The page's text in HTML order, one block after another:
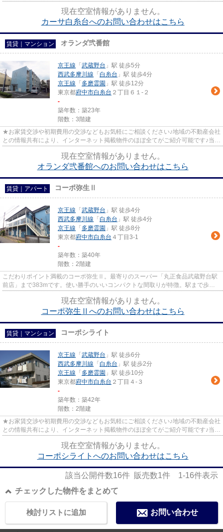
現在空室情報がありません。
カーサ白糸台へのお問い合わせはこちら
賃貸｜マンション オランダ弐番館
京王線 「 武蔵野台 」駅 徒歩5分
西武多摩川線 「 白糸台 」駅 徒歩4分
京王線 「 多磨霊園 」駅 徒歩12分
東京都府中市白糸台 ２丁目６１-２
-
築年数：築23年
階数：3階建
★お家賃交渉や初期費用の交渉などもお気軽にご相談ください♪地域の不動産会社
との情報共有により、インターネット掲載物件のほぼ全てがご紹介可能です♪当店
現在空室情報がありません。
オランダ弐番館へのお問い合わせはこちら
賃貸｜アパート コーポ弥生Ⅱ
京王線 「 武蔵野台 」駅 徒歩4分
西武多摩川線 「 白糸台 」駅 徒歩4分
京王線 「 多磨霊園 」駅 徒歩8分
東京都府中市白糸台 ４丁目3-1
-
築年数：築40年
階数：2階建
こだわりポイント満載のコーポ弥生Ⅱ。最寄りのスーパー「丸正食品武蔵野台駅
前店」まで383mです。使い勝手のいいコンパクトな間取りが特徴。駅まで歩い
現在空室情報がありません。
コーポ弥生Ⅱへのお問い合わせはこちら
賃貸｜マンション コーポシライト
京王線 「 武蔵野台 」駅 徒歩6分
西武多摩川線 「 白糸台 」駅 徒歩2分
京王線 「 多磨霊園 」駅 徒歩10分
東京都府中市白糸台 ２丁目４-３
-
築年数：築42年
階数：2階建
★お家賃交渉や初期費用の交渉などもお気軽にご相談ください♪地域の不動産会社
との情報共有により、インターネット掲載物件のほぼ全てがご紹介可能です♪当店
現在空室情報がありません。
コーポシライトへのお問い合わせはこちら
該当公開件数16件 販売数1件 1-16件表示
チェックした物件をまとめて
お問い合わせ
検討リストに追加